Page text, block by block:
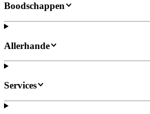
Boodschappen
Allerhande
Services